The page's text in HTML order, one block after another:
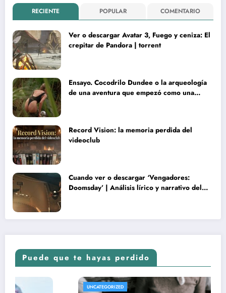
RECIENTE POPULAR COMENTARIO
Ver o descargar Avatar 3, Fuego y ceniza: El
crepitar de Pandora | torrent
Ensayo. Cocodrilo Dundee o la arqueología
de una aventura que empezó como una
Record Vision: la memoria perdida del
videoclub
Cuando ver o descargar ‘Vengadores:
Doomsday’ | Análisis lírico y narrativo del
Puede que te hayas perdido
UNCATEGORIZED